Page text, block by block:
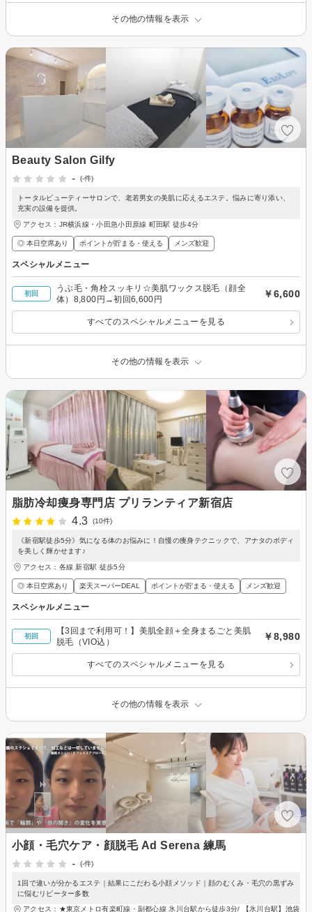
その他の情報を表示
Beauty Salon Gilfy
-
(-件)
トータルビューティーサロンで、老若男女の美肌に応えるエステ。悩みに寄り添い、
充実の設備を提供。
アクセス：JR横浜線・小田急小田原線 町田駅 徒歩4分
◎ 本日空席あり ポイントが貯まる・使える メンズ歓迎
スペシャルメニュー
初回
うぶ毛・角栓スッキリ☆美肌ワックス脱毛（顔全
体）8,800円→初回6,600円
￥6,600
すべてのスペシャルメニューを見る
その他の情報を表示
脂肪冷却痩身専門店 プリランティア新宿店
4.3
(10件)
《新宿駅徒歩5分》気になる体のお悩みに！自慢の痩身テクニックで、アナタのボディ
を美しく輝かせます♪
アクセス：各線 新宿駅 徒歩5分
◎ 本日空席あり 楽天スーパーDEAL ポイントが貯まる・使える メンズ歓迎
スペシャルメニュー
初回
【3回まで利用可！】美肌全顔＋全身まるごと美肌
脱毛（VIO込）
￥8,980
すべてのスペシャルメニューを見る
その他の情報を表示
小顔・毛穴ケア・顔脱毛 Ad Serena 練馬
-
(-件)
1回で違いが分かるエステ｜結果にこだわる小顔メソッド｜顔のむくみ・毛穴の黒ずみ
に悩むリピーター多数
アクセス：★東京メトロ有楽町線・副都心線 氷川台駅から徒歩3分/ 【氷川台駅】池袋